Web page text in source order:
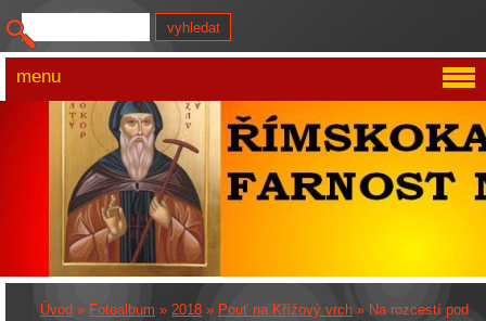
Úvod » Fotoalbum » 2018 » Pouť na Křížový vrch » Na rozcestí pod
menu